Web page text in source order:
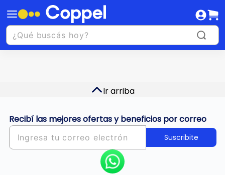
Ir arriba
Recibí las mejores ofertas y beneficios por correo
Suscribite